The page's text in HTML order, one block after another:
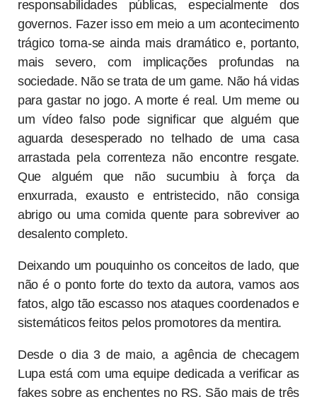
responsabilidades públicas, especialmente dos
governos. Fazer isso em meio a um acontecimento
trágico torna-se ainda mais dramático e, portanto,
mais severo, com implicações profundas na
sociedade. Não se trata de um game. Não há vidas
para gastar no jogo. A morte é real. Um meme ou
um vídeo falso pode significar que alguém que
aguarda desesperado no telhado de uma casa
arrastada pela correnteza não encontre resgate.
Que alguém que não sucumbiu à força da
enxurrada, exausto e entristecido, não consiga
abrigo ou uma comida quente para sobreviver ao
desalento completo.
Deixando um pouquinho os conceitos de lado, que
não é o ponto forte do texto da autora, vamos aos
fatos, algo tão escasso nos ataques coordenados e
sistemáticos feitos pelos promotores da mentira.
Desde o dia 3 de maio, a agência de checagem
Lupa está com uma equipe dedicada a verificar as
fakes sobre as enchentes no RS. São mais de três